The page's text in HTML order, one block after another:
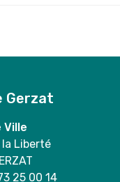
Gerzat
Ville
la Liberté
25 00 14